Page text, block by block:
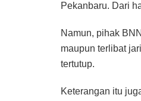
Pekanbaru. Dari
Namun, pihak
maupun terlibat
tertutup.
Keterangan itu